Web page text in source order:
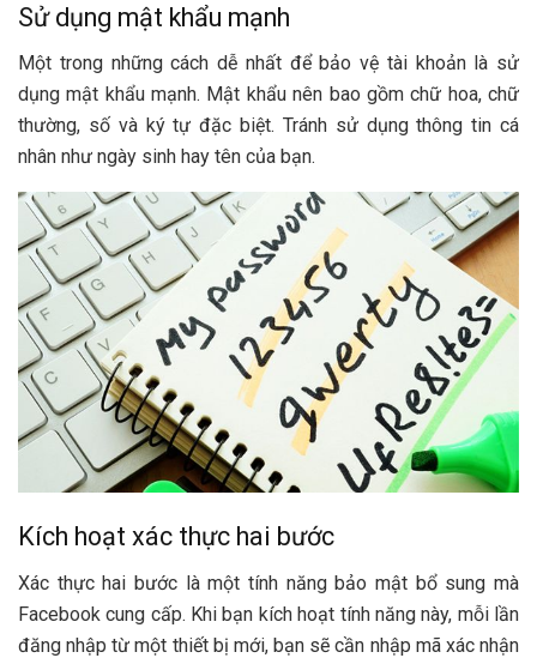
Sử dụng mật khẩu mạnh
Một trong những cách dễ nhất để bảo vệ tài khoản là sử
dụng mật khẩu mạnh. Mật khẩu nên bao gồm chữ hoa, chữ
thường, số và ký tự đặc biệt. Tránh sử dụng thông tin cá
nhân như ngày sinh hay tên của bạn.
Kích hoạt xác thực hai bước
Xác thực hai bước là một tính năng bảo mật bổ sung mà
Facebook cung cấp. Khi bạn kích hoạt tính năng này, mỗi lần
đăng nhập từ một thiết bị mới, bạn sẽ cần nhập mã xác nhận